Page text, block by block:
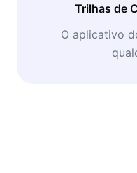
Trilhas de
O aplicativo